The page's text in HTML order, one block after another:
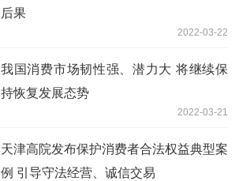
后果
2022-03-22
我国消费市场韧性强、潜力大 将继续保
持恢复发展态势
2022-03-21
天津高院发布保护消费者合法权益典型案
例 引导守法经营、诚信交易